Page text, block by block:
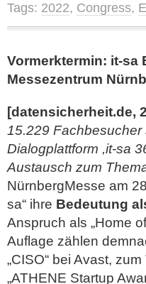
Tags: 2022, Congress,
Vormerktermin: it-sa
Messezentrum
[datensicherheit.de,
15.229
Dialogplattform ,it-sa
Austausch zum
NürnbergMesse am
sa“ ihre Bedeutung
Anspruch als „Home
Auflage zählen
„CISO“ bei Avast,
„ATHENE Startup